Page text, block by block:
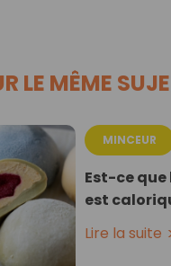
LE MÊME
MINCEUR
Est-ce que
est
Lire la suite